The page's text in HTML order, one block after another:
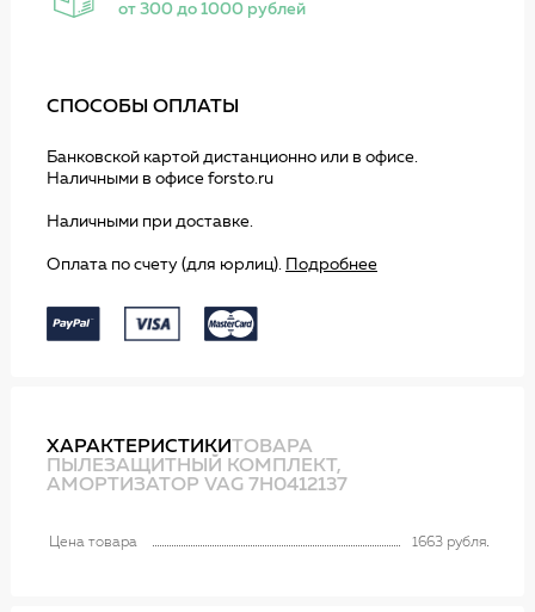
от 300 до 1000 рублей
СПОСОБЫ ОПЛАТЫ
Банковской картой дистанционно или в офисе.
Наличными в офисе forsto.ru
Наличными при доставке.
Оплата по счету (для юрлиц). Подробнее
ХАРАКТЕРИСТИКИТОВАРА
ПЫЛЕЗАЩИТНЫЙ КОМПЛЕКТ,
АМОРТИЗАТОР VAG 7H0412137
Цена товара 1663 рубля